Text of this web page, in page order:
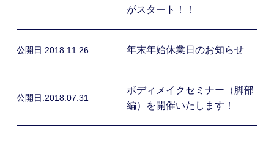
がスタート！！
公開日:2018.11.26 年末年始休業日のお知らせ
公開日:2018.07.31
ボディメイクセミナー（脚部
編）を開催いたします！